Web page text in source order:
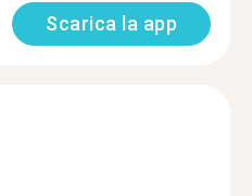
Scarica la app